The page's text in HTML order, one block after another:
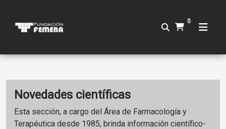
0
Novedades científicas
Esta sección, a cargo del Área de Farmacología y
Terapéutica desde 1985, brinda información científico-